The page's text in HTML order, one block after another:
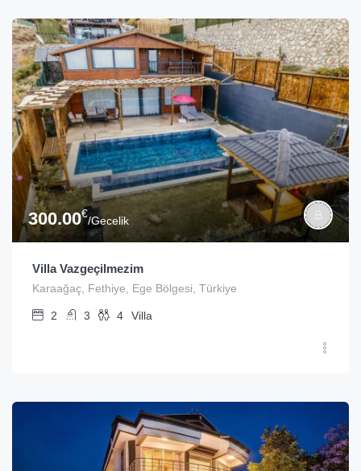
300.00€
/Gecelik
Villa Vazgeçilmezim
Karaağaç, Fethiye, Ege Bölgesi, Türkiye
2 3 4 Villa